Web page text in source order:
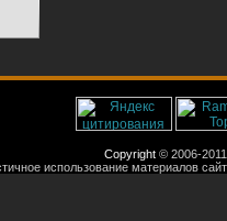
Copyright © 2006-
использование материалов